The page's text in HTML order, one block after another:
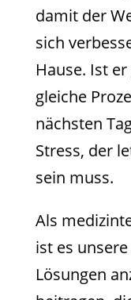
damit der
sich
Hause. Ist
gleiche
nächsten
Stress, der
sein muss.
Als
ist es
Lösungen